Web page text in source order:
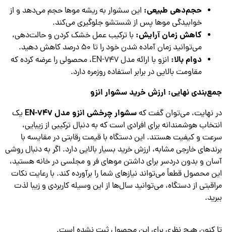
حجم‌دهی طبیعی:این سشوار به ریشه موها حجم می‌دهد و از
خوابیدگی موها پس از شستشو جلوگیری می‌کند.
کاهش زمان آرایش:با ترکیب عمل خشک کردن و حالت‌دهی،
می‌توانید زمان آماده شدن خود را تا ۵۰ درصد کاهش دهید.
دوام بالا:
انزو با ارائه مدل EN-747، محصولی را عرضه کرده که
مقاومت بالایی در برابر استفاده روزمره دارد.
نهایی: ارزش خرید سشوار انزو
می‌توان گفت کهسشوار چرخشی انزو مدل EN-747
یک
هوشمندانه برای افرادی است که به دنبال ترکیبی از زیبایی،
و کیفیت هستند. این دستگاه با قیمت رقابتی در مقایسه با
خارجی مشابه، ارزش خرید بسیار بالایی دارد. اگر به دنبال روشی
و بدون دردسر برای داشتن موهای فر و مجلسی در خانه هستید،
محصول قطعاً می‌تواند نیازهای شما را برآورده کند. با رعایت نکات
از دستگاه، می‌توانید سال‌ها از این وسیله کاربردی و زیبا لذت